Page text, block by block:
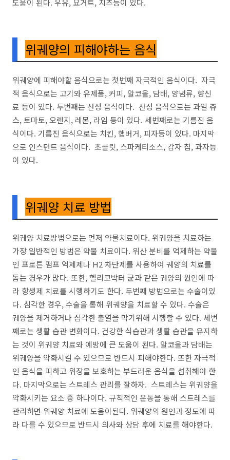
도움이 된다. 우유, 요거트, 치즈등이 있다.
위궤양의 피해야하는 음식
위궤양에 피해야할 음식으로는 첫번째 자극적인 음식이다. 자극
적 음식으로는 고기와 유제품, 커피, 알코올, 담배, 양념류, 향신
료 등이 있다. 두번째는 산성 음식이다. 산성 음식으로는 과일 쥬
스, 토마토, 오렌지, 레몬, 라임 등이 있다. 세번째로는 기름진 음
식이다. 기름진 음식으로는 치킨, 햄버거, 피자등이 있다. 마지막
으로 인스턴트 음식이다. 초콜릿, 스파케티소스, 감자 칩, 과자등
이 있다.
위궤양 치료 방법
위궤양 치료방법으로는 먼저 약물치료이다. 위궤양을 치료하는
가장 일반적인 방법은 약물 치료이다. 위산 분비를 억제하는 약물
인 프로튼 펌프 억제제나 H2 차단제를 사용하여 궤양의 치료를
돕는 경우가 많다. 또한, 헬리코박터 균과 같은 궤양의 원인에 따
라 항생제 치료를 시행하기도 한다. 두번째 방법으로는 수술이있
다. 심각한 경우, 수술을 통해 위궤양을 치료할 수 있다. 수술은
궤양을 제거하거나 심각한 출열을 막기위해 시행할 수 있다. 세번
째로는 생활 습관 변화이다. 건강한 식습관과 생활 습관을 유지하
는 것이 위궤양 치료와 예방에 큰 도움이 된다. 알코올과 담배는
위궤양을 악화시킬 수 있으므로 반드시 피해야한다. 또한 자극적
인 음식을 피하고 위장을 보호하는 부드러운 음식을 섭취해야 한
다. 마지막으로는 스트레스 관리를 잘하자. 스트레스는 위궤양을
악화시키는 요소 중 하나이다. 규칙적인 운동을 통해 스트레스를
관리하면 위궤양 치료에 도움이된다. 위궤양의 원인과 정도에 따
라 다를 수 있으므로 반드시 의사와 상담 후에 치료를 해야한다.